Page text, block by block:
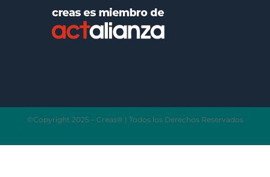
©Copyright 2025 – Creas® | Todos los Derechos Reservados